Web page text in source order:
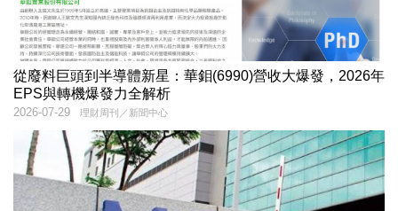
從廢料巨頭到半導體新星：華鉬(6990)營收大爆發，2026年
EPS與轉機爆發力全解析
理財周刊／新聞中心
2026-07-29